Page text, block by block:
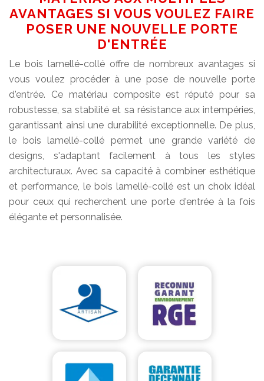
AVANTAGES SI VOUS VOULEZ FAIRE
POSER UNE NOUVELLE PORTE
D'ENTRÉE
Le bois lamellé-collé offre de nombreux avantages si
vous voulez procéder à une pose de nouvelle porte
d'entrée. Ce matériau composite est réputé pour sa
robustesse, sa stabilité et sa résistance aux intempéries,
garantissant ainsi une durabilité exceptionnelle. De plus,
le bois lamellé-collé permet une grande variété de
designs, s'adaptant facilement à tous les styles
architecturaux. Avec sa capacité à combiner esthétique
et performance, le bois lamellé-collé est un choix idéal
pour ceux qui recherchent une porte d'entrée à la fois
élégante et personnalisée.